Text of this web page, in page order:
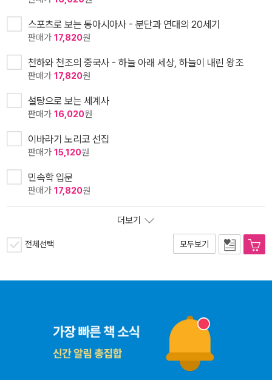
스포츠로 보는 동아시아사 - 분단과 연대의 20세기
판매가 17,820원
천하와 천조의 중국사 - 하늘 아래 세상, 하늘이 내린 왕조
판매가 17,820원
설탕으로 보는 세계사
판매가 16,020원
이바라기 노리코 선집
판매가 15,120원
민속학 입문
판매가 17,820원
더보기
전체선택 모두보기